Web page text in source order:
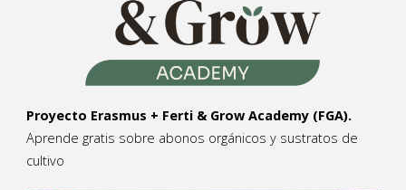
Proyecto Erasmus + Ferti & Grow Academy (FGA).
Aprende gratis sobre abonos orgánicos y sustratos de
cultivo